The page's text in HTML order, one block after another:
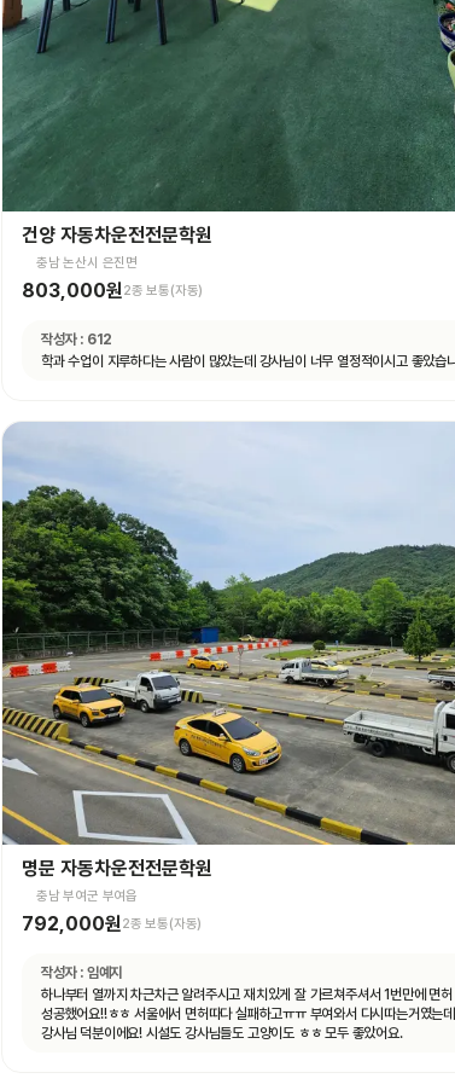
건양 자동차운전전문학원
충남 논산시 은진면
803,000원2종 보통(자동)
작성자 : 612
학과 수업이 지루하다는 사람이 많았는데 강사님이 너무 열정적이시고 좋았습
명문 자동차운전전문학원
충남 부여군 부여읍
792,000원 2종 보통(자동)
작성자 : 임예지
하나부터 열까지 차근차근 알려주시고 재치있게 잘 가르쳐주셔서 1번만에 면허 취득
성공했어요!!ㅎㅎ 서울에서 면허따다 실패하고ㅠㅠ 부여와서 다시따는거였는
강사님 덕분이에요! 시설도 강사님들도 고양이도 ㅎㅎ 모두 좋았어요.